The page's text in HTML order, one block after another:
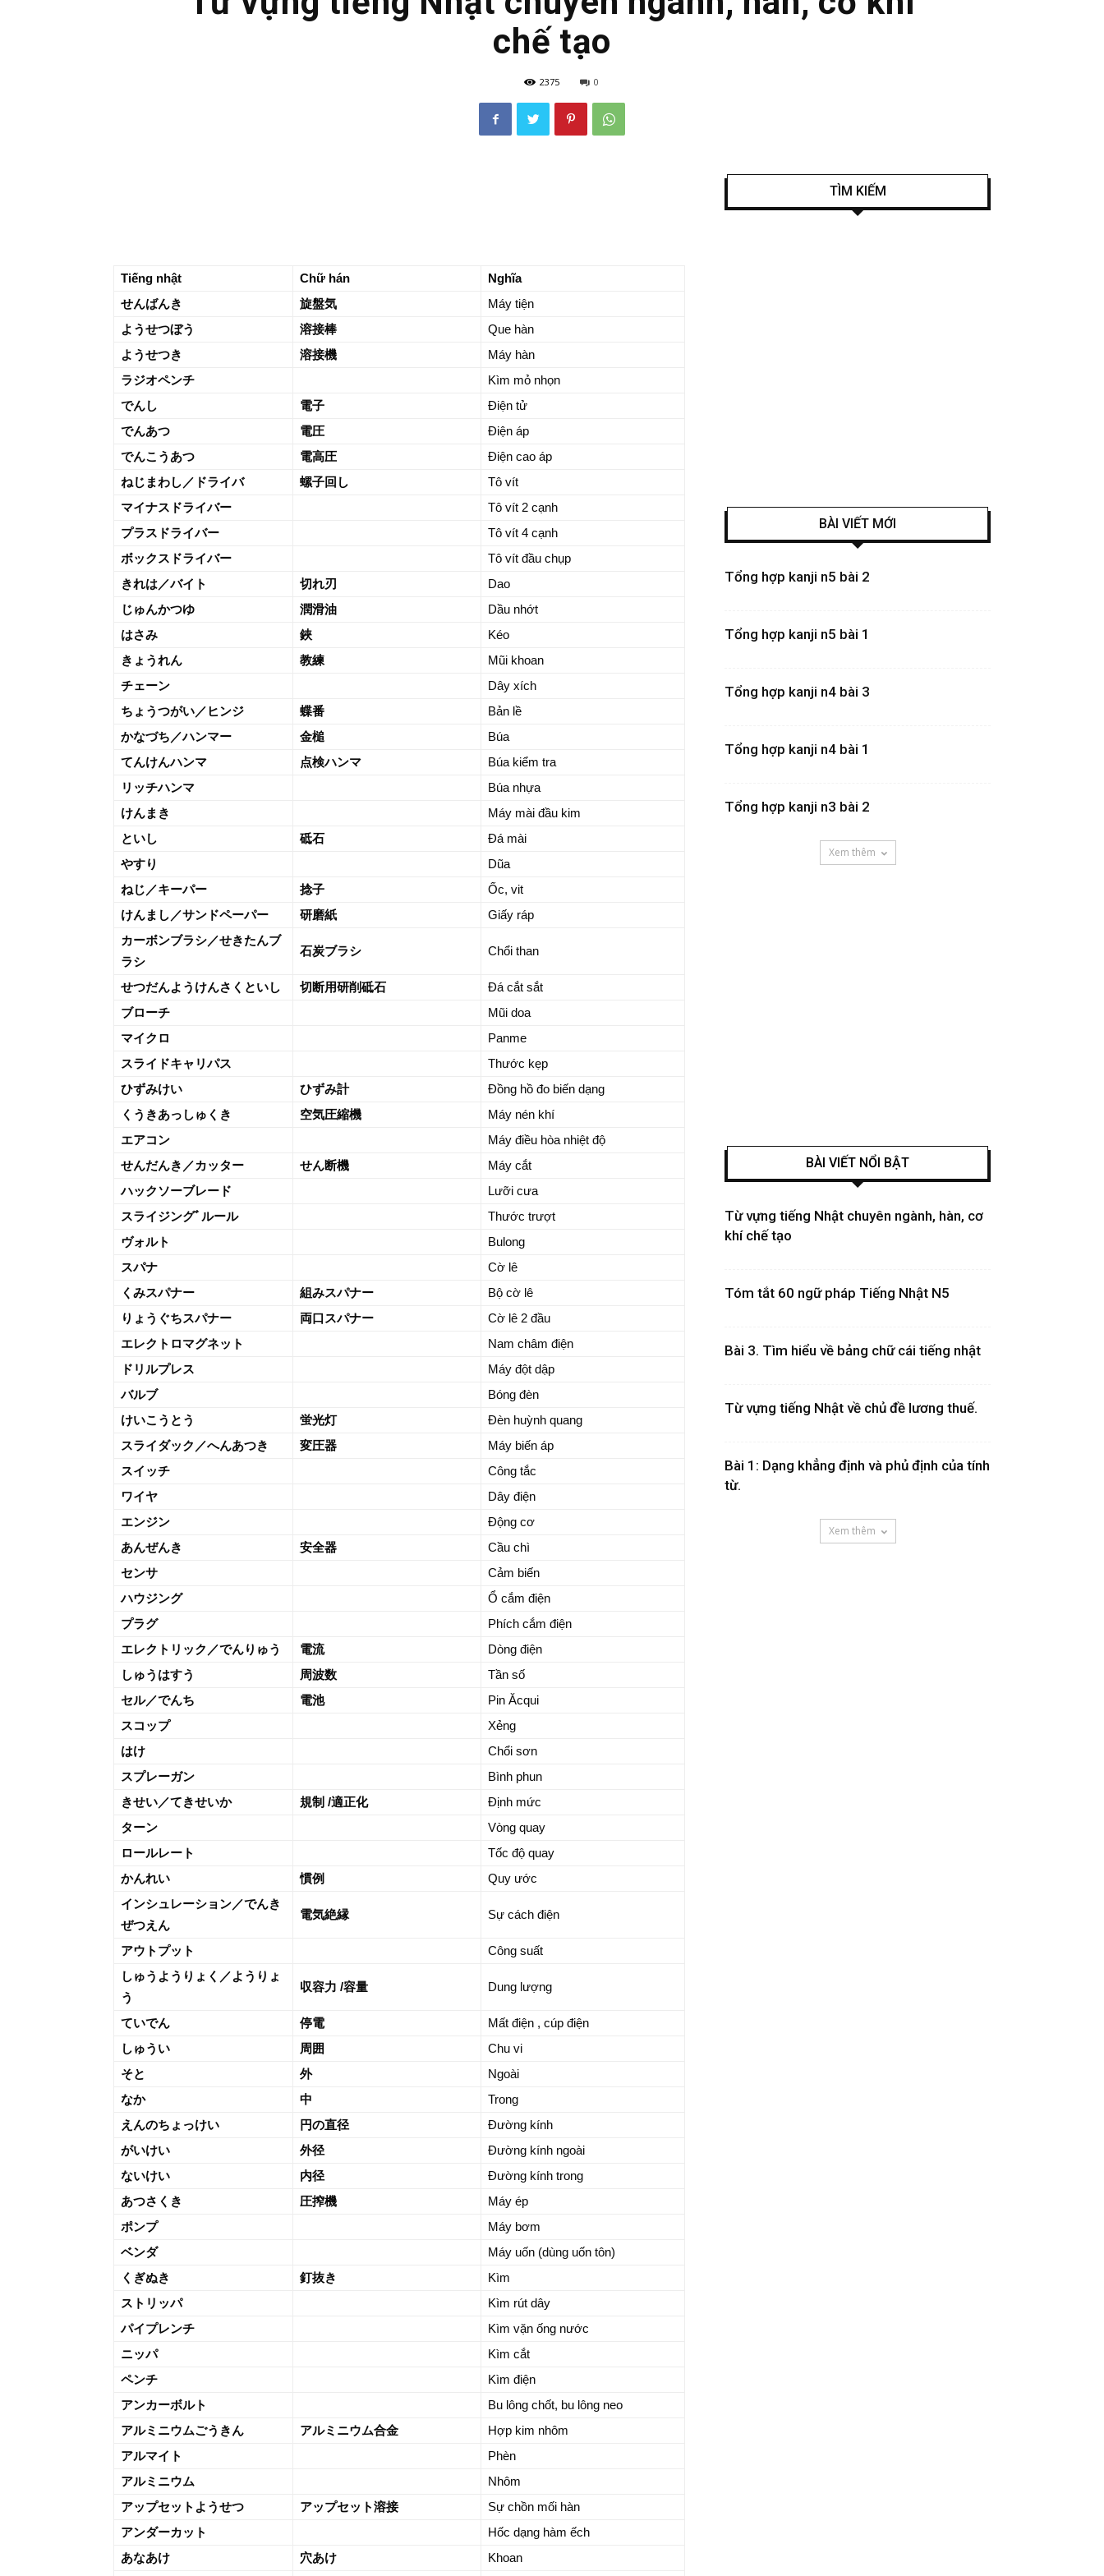
chế tạo
2375 0
Tiếng nhật Chữ hán
Nghĩa
せんばんき
旋盤気
Máy tiện
ようせつぼう
溶接棒
Que hàn
ようせつき
溶接機
Máy hàn
ラジオペンチ
Kìm mỏ nhọn
でんし
電子
Điện tử
でんあつ
電圧
Điện áp
でんこうあつ
電高圧
Điện cao áp
ねじまわし／ドライバ
螺子回し
Tô vít
マイナスドライバー
Tô vít 2 cạnh
プラスドライバー
Tô vít 4 cạnh
ボックスドライバー
Tô vít đầu chụp
きれは／バイト
切れ刃
Dao
じゅんかつゆ
潤滑油
Dầu nhớt
はさみ
鋏
Kéo
きょうれん
教練
Mũi khoan
チェーン
Dây xích
ちょうつがい／ヒンジ
蝶番
Bản lề
かなづち／ハンマー
金槌
Búa
てんけんハンマ
点検ハンマ
Búa kiểm tra
リッチハンマ
Búa nhựa
けんまき
Máy mài đầu kim
といし
砥石
Đá mài
やすり
Dũa
ねじ／キーパー
捻子
Ốc, vit
けんまし／サンドペーパー
研磨紙
Giấy ráp
カーボンブラシ／せきたんブ
ラシ
石炭ブラシ Chổi than
せつだんようけんさくといし 切断用研削砥石
Đá cắt sắt
ブローチ
Mũi doa
マイクロ
Panme
スライドキャリパス
Thước kẹp
ひずみけい
ひずみ計
Đồng hồ đo biến dạng
くうきあっしゅくき
空気圧縮機
Máy nén khí
エアコン
Máy điều hòa nhiệt độ
せんだんき／カッター
せん断機
Máy cắt
ハックソーブレード
Lưỡi cưa
スライジングﾞルール
Thước trượt
ヴォルト
Bulong
スパナ
Cờ lê
くみスパナー
組みスパナー
Bộ cờ lê
りょうぐちスパナー
両口スパナー
Cờ lê 2 đầu
エレクトロマグネット
Nam châm điện
ドリルプレス
Máy đột dập
バルブ
Bóng đèn
けいこうとう
蛍光灯
Đèn huỳnh quang
スライダック／へんあつき
変圧器
Máy biến áp
スイッチ
Công tắc
ワイヤ
Dây điện
エンジン
Động cơ
あんぜんき
安全器
Cầu chì
センサ
Cảm biến
ハウジング
Ổ cắm điện
プラグ
Phích cắm điện
エレクトリック／でんりゅう
電流
Dòng điện
しゅうはすう
周波数
Tần số
セル／でんち
電池
Pin Ăcqui
スコップ
Xẻng
はけ
Chổi sơn
スプレーガン
Bình phun
きせい／てきせいか
規制 /適正化
Định mức
ターン
Vòng quay
ロールレート
Tốc độ quay
かんれい
慣例
Quy ước
インシュレーション／でんき
ぜつえん
電気絶縁 Sự cách điện
アウトプット
Công suất
しゅうようりょく／ようりょ
う
収容力 /容量 Dung lượng
ていでん 停電
Mất điện , cúp điện
しゅうい
周囲
Chu vi
そと
外
Ngoài
なか
中
Trong
えんのちょっけい
円の直径
Đường kính
がいけい
外径
Đường kính ngoài
ないけい
内径
Đường kính trong
あつさくき
圧搾機
Máy ép
ポンプ
Máy bơm
ベンダ
Máy uốn (dùng uốn tôn)
くぎぬき
釘抜き
Kìm
ストリッパ
Kìm rút dây
パイプレンチ
Kìm vặn ống nước
ニッパ
Kìm cắt
ペンチ
Kìm điện
アンカーボルト
Bu lông chốt, bu lông neo
アルミニウムごうきん
アルミニウム合金
Hợp kim nhôm
アルマイト
Phèn
アルミニウム
Nhôm
アップセットようせつ
アップセット溶接
Sự chồn mối hàn
アンダーカット
Hốc dạng hàm ếch
あなあけ
穴あけ Khoan
TÌM KIẾM
BÀI VIẾT MỚI
Tổng hợp kanji n5 bài 2
Tổng hợp kanji n5 bài 1
Tổng hợp kanji n4 bài 3
Tổng hợp kanji n4 bài 1
Tổng hợp kanji n3 bài 2
Xem thêm
BÀI VIẾT NỔI BẬT
Từ vựng tiếng Nhật chuyên ngành, hàn, cơ
khí chế tạo
Tóm tắt 60 ngữ pháp Tiếng Nhật N5
Bài 3. Tìm hiểu về bảng chữ cái tiếng nhật
Từ vựng tiếng Nhật về chủ đề lương thuế.
Bài 1: Dạng khẳng định và phủ định của tính
từ.
Xem thêm